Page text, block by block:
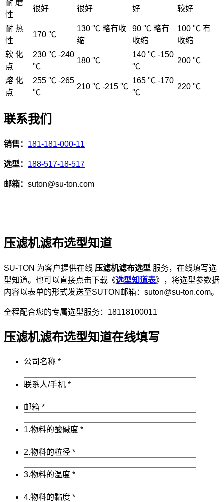
耐 磨
性
很好 很好 好 较好
耐 热
性
170 ℃
130 ℃ 略有收
缩
90 ℃ 略有
收缩
100 ℃ 有
收缩
软 化
点
230 ℃ -240
℃
180 ℃
140 ℃ -150
℃
200 ℃
熔 化
点
255 ℃ -265
℃
210 ℃ -215 ℃
165 ℃ -170
℃
220 ℃
联系我们
销售： 181-181-000-11
选型： 188-517-18-517
邮箱： suton@su-ton.com
压滤机滤布选型知道
SU-TON 为客户提供在线 压滤机滤布选型 服务，在线填写选
型知道。也可以直接点击下载《选型知道表》，将选型参数据
内容以表单的形式发送至SUTON邮箱：suton@su-ton.com。
全程配合您的专属选型服务：18118100011
压滤机滤布选型知道在线填写
公司名称 *
联系人/手机 *
邮箱 *
1.物料的酸碱度 *
2.物料的粒径 *
3.物料的温度 *
4.物料的黏度 *